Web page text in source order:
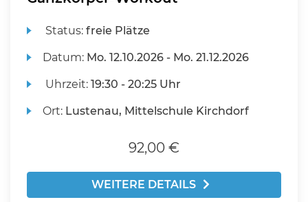
Status:freie Plätze
Datum: Mo. 12.10.2026 - Mo. 21.12.2026
Uhrzeit:19:30 - 20:25 Uhr
Ort: Lustenau, Mittelschule Kirchdorf
92,00 €
WEITERE DETAILS